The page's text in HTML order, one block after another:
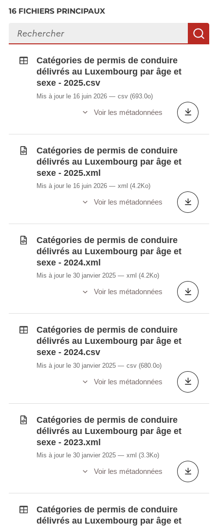
16 FICHIERS PRINCIPAUX
Rechercher des fichiers
Catégories de permis de conduire
délivrés au Luxembourg par âge et
sexe - 2025.csv
Mis à jour le 16 juin 2026 csv (693.0o)
Voir les métadonnées
Catégories de permis de conduire
délivrés au Luxembourg par âge et
sexe - 2025.xml
Mis à jour le 16 juin 2026 xml (4.2Ko)
Voir les métadonnées
Catégories de permis de conduire
délivrés au Luxembourg par âge et
sexe - 2024.xml
Mis à jour le 30 janvier 2025 xml (4.2Ko)
Voir les métadonnées
Catégories de permis de conduire
délivrés au Luxembourg par âge et
sexe - 2024.csv
Mis à jour le 30 janvier 2025 csv (680.0o)
Voir les métadonnées
Catégories de permis de conduire
délivrés au Luxembourg par âge et
sexe - 2023.xml
Mis à jour le 30 janvier 2025 xml (3.3Ko)
Voir les métadonnées
Catégories de permis de conduire
délivrés au Luxembourg par âge et